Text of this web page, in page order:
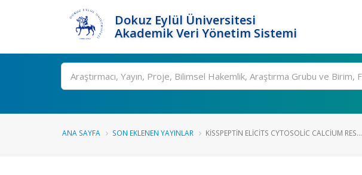
Dokuz Eylül Üniversitesi
Akademik Veri Yönetim Sistemi
Ara
ANA SAYFA SON EKLENEN YAYINLAR KISSPEPTIN ELICITS CYTOSOLIC CALCIUM RES...